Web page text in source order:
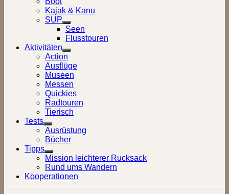
sub
menu
Kajak & Kanu
SUP
Show
sub
menu
Seen
Flusstouren
Aktivitäten
Show
sub
menu
Action
Ausflüge
Museen
Messen
Quickies
Radtouren
Tierisch
Tests
Show
sub
menu
Ausrüstung
Bücher
Tipps
Show
sub
menu
Mission leichterer Rucksack
Rund ums Wandern
Kooperationen